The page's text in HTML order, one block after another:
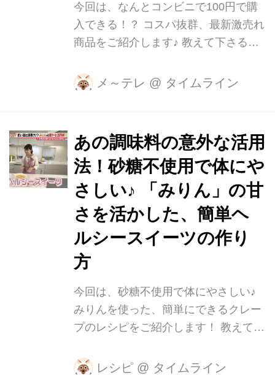
てみましょう！ みそは免疫力をアップ
してくれるの...
今回は、なんとコンビニで100円で購
入できる！？ コスパ抜群、最新激売れ
商品をご紹介します♪ 教えて下さるの
子さん。 20年近くコンビニを取材し、
アで情報を発信されています。 昨年の
11月から、なんとファミリーマートに
「100円均一コーナー」が新登場！ 在
宅時間が増え、家で料理をする機会が
増えていることから、プライベートブ
ランドのキッチン用品9種類を100円で
販売することになったんです。 そして
さらに…！ 冷凍野菜も、100円均一で
販売されているんです！ こちらも売り
上げが伸びているため...
メ～テレ @ タイムライン
あの調味料の意外な活用
法！砂糖不使用で体にや
さしい♪ 「みりん」の甘
さを活かした、簡単ヘ
ルシースイーツの作り
方
今回は、砂糖不使用で体にやさしい♪
みりんを使った、簡単にできるクレー
プのレシピをご紹介します！ 教えて下
ん。 「みりんスイーツ研究家」を名乗
レシピ @ タイムライン